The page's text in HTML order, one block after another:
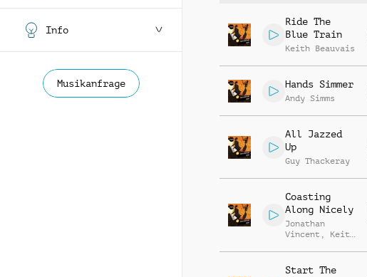
Info
Musikanfrage
Ride The
Blue Train
Keith Beauvais
Hands Simmer
Andy Simms
All Jazzed
Up
Guy Thackeray
Coasting
Along Nicely
Jonathan
Vincent , Keith
Start The